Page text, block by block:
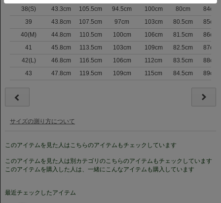
38(S)
43.3cm 105.5cm 94.5cm 100cm 80cm
84cm
39
43.8cm 107.5cm 97cm 103cm 80.5cm
85cm
40(M)
44.8cm 110.5cm 100cm 106cm 81.5cm
86cm
41
45.8cm 113.5cm 103cm 109cm 82.5cm
87cm
42(L)
46.8cm 116.5cm 106cm 112cm 83.5cm
88cm
43
47.8cm 119.5cm 109cm 115cm 84.5cm 89cm
サイズの測り方について
このアイテムを見た人はこちらのアイテムもチェックしています
このアイテムを見た人は別カテゴリのこちらのアイテムもチェックしています
このアイテムを購入した人は、一緒にこんなアイテムも購入しています
最近チェックしたアイテム